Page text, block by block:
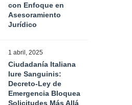
con Enfoque en
Asesoramiento
Jurídico
1 abril, 2025
Ciudadanía Italiana
Iure Sanguinis:
Decreto-Ley de
Emergencia Bloquea
Solicitudes Más Allá